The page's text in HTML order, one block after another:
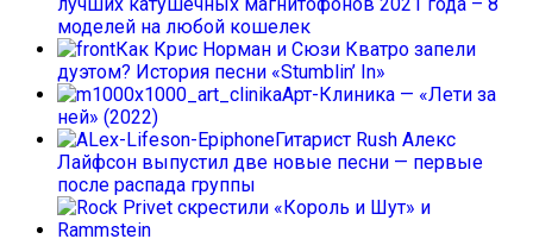
моделей на любой кошелек
Как Крис Норман и Сюзи Кватро запели
дуэтом? История песни «Stumblin’ In»
Арт-Клиника — «Лети за
ней» (2022)
Гитарист Rush Алекс
Лайфсон выпустил две новые песни — первые
после распада группы